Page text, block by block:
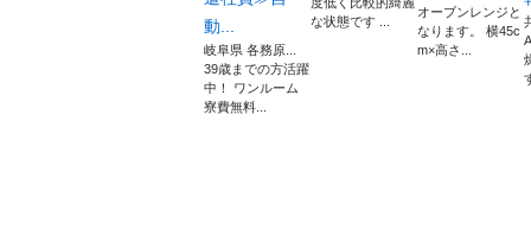
動...
岐阜県 各務原...
39歳までの方活躍
中！ ワンルーム
寮費無料...
な状態です ...
オーブンレンジと
なります。 横45c
m×高さ...